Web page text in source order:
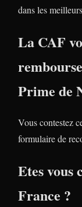
dans les
La CAF
Prime de
Vous contestez
formulaire de
Etes vous
France ?